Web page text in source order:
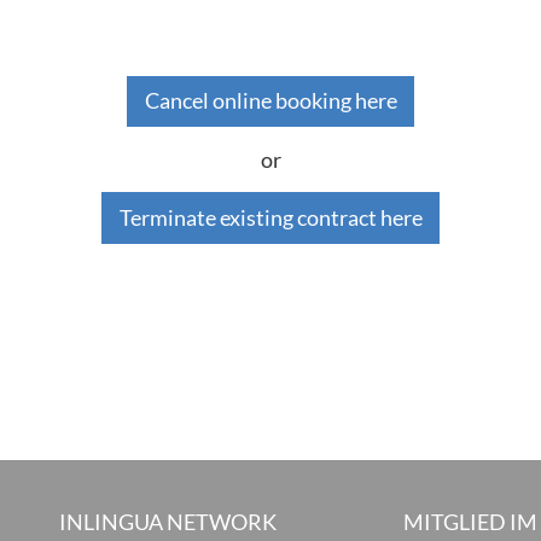
Cancel online booking here
or
Terminate existing contract here
INLINGUA NETWORK MITGLIED IM